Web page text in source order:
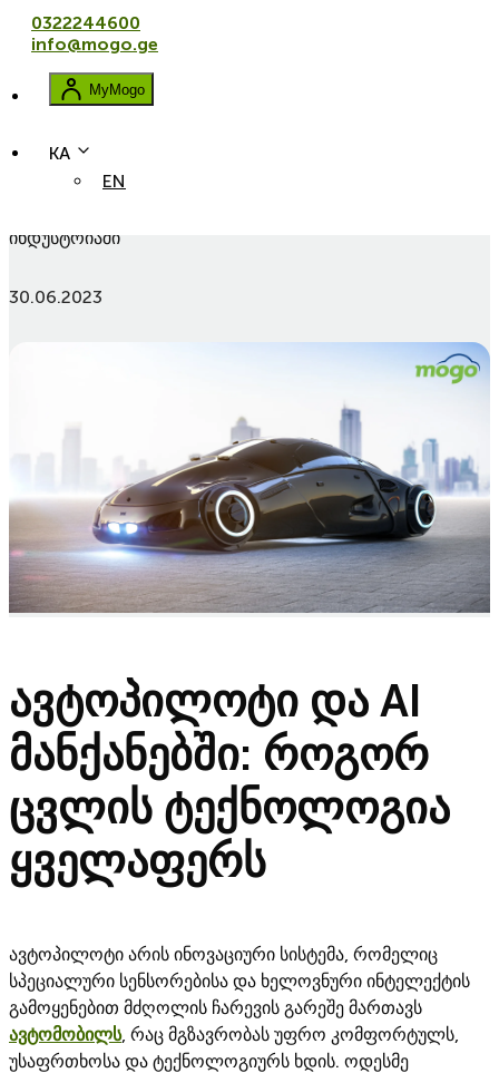
0322244600
info@mogo.ge
MyMogo
KA
EN
avtolizingi
ინდუსტრიაში
30.06.2023
ავტოპილოტი და AI
მანქანებში: როგორ
ცვლის ტექნოლოგია
ყველაფერს
ავტოპილოტი არის ინოვაციური სისტემა, რომელიც
სპეციალური სენსორებისა და ხელოვნური ინტელექტის
გამოყენებით მძღოლის ჩარევის გარეშე მართავს
ავტომობილს, რაც მგზავრობას უფრო კომფორტულს,
უსაფრთხოსა და ტექნოლოგიურს ხდის. ოდესმე